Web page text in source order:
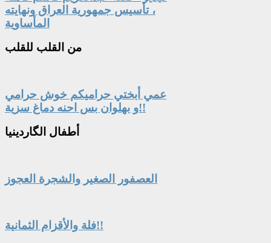
، تأسيس جمهورية العراق ونهايته
المأساوية
من القلب للقلب
عمي أبختي حراميكم خوش حرامي
و بهلوان بس احنه دماغ سزية!!
أطفال الگاردينيا
العصفور الصغير والشجرة العجوز
فلة والأقزام الثمانية!!